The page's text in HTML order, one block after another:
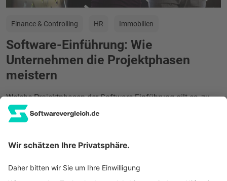
Finance & Controlling HR Immobilien
Software-Einführung: Wie
Unternehmen die Projektphasen
meistern
Welche Projektphasen der Software-Einführung gilt es, zu
absolvieren? Welche Methoden haben sich bewährt? Und
was sind die kritischen Punkte, die es unbedingt zu